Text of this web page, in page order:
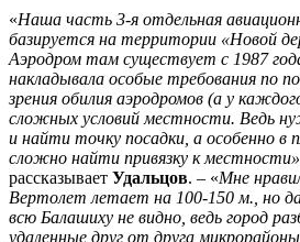
«Наша часть 3-я отдельная
базируется на территории «Новой
Аэродром там существует с 1987
накладывала особые требования по
зрения обилия аэродромов (а у
сложных условий местности. Ведь
и найти точку посадки, а особенно в
сложно найти привязку к местности»
рассказывает Удальцов. – «Мне
Вертолет летает на 100-150 м., но
всю Балашиху не видно, ведь город
удаленные друг от друга